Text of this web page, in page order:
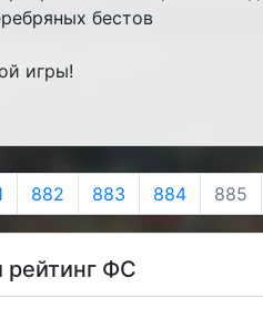
бестов
игры!
882 883 884 885
ФС